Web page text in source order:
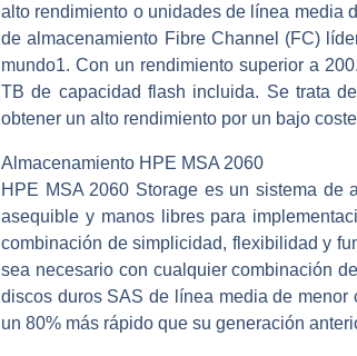
alto rendimiento o unidades de línea media
de almacenamiento Fibre Channel (FC)
mundo1. Con un rendimiento superior a
TB de capacidad flash incluida. Se trata
obtener un alto rendimiento por un bajo
Almacenamiento HPE MSA 2060
HPE MSA 2060 Storage es un sistema de
asequible y manos libres para
combinación de simplicidad, flexibilidad y
sea necesario con cualquier combinación
discos duros SAS de línea media de
un 80% más rápido que su generación